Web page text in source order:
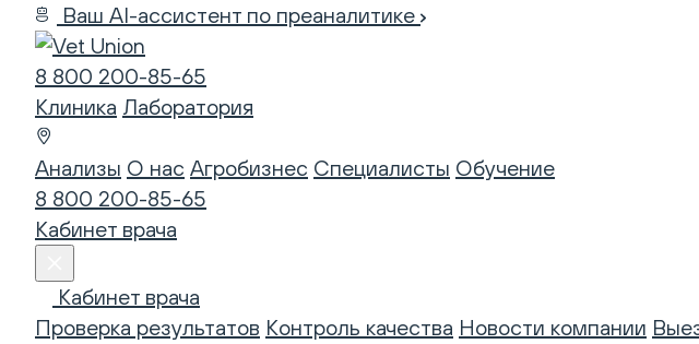
Ваш AI-ассистент по преаналитике
8 800 200-85-65
Клиника Лаборатория
Анализы О нас Агробизнес Специалисты Обучение
8 800 200-85-65
Кабинет врача
Кабинет врача
Проверка результатов Контроль качества Новости компании